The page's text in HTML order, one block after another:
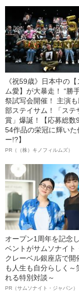
《祝59歳》日本中の
ム愛】が大暴走！ “勝
祭試写会開催！ 主演
部ステイサム！「ステ
賞」爆誕！【応募総数
54作品の栄冠に輝いた
ー!?】
PR（（株）キノフィルムズ）
オープン1周年を記念
ベントがサムソナイト
クレーベル銀座店で
も人生も自分らしく～
れる特別対談～
PR（サムソナイト・ジャパン）